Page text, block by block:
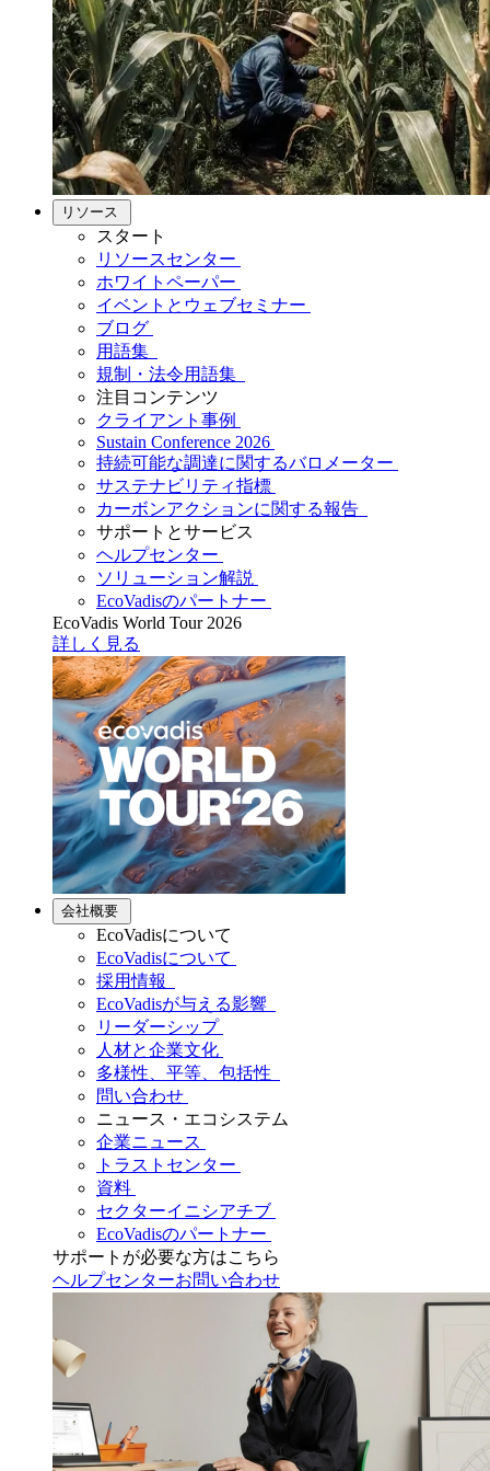
リソース
スタート
リソースセンター
ホワイトペーパー
イベントとウェブセミナー
ブログ
用語集
規制・法令用語集
注目コンテンツ
クライアント事例
Sustain Conference 2026
持続可能な調達に関するバロメーター
サステナビリティ指標
カーボンアクションに関する報告
サポートとサービス
ヘルプセンター
ソリューション解説
EcoVadisのパートナー
EcoVadis World Tour 2026
詳しく見る
会社概要
EcoVadisについて
EcoVadisについて
採用情報
EcoVadisが与える影響
リーダーシップ
人材と企業文化
多様性、平等、包括性
問い合わせ
ニュース・エコシステム
企業ニュース
トラストセンター
資料
セクターイニシアチブ
EcoVadisのパートナー
サポートが必要な方はこちら
ヘルプセンターお問い合わせ